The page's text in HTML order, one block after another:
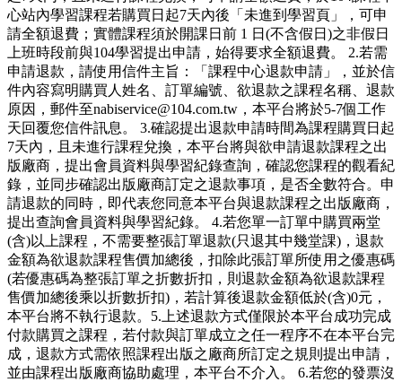
心站內學習課程若購買日起7天內後「未進到學習頁」，可申
請全額退費；實體課程須於開課日前 1 日(不含假日)之非假日
上班時段前與104學習提出申請，始得要求全額退費。 2.若需
申請退款，請使用信件主旨：「課程中心退款申請」，並於信
件內容寫明購買人姓名、訂單編號、欲退款之課程名稱、退款
原因，郵件至nabiservice@104.com.tw，本平台將於5-7個工作
天回覆您信件訊息。 3.確認提出退款申請時間為課程購買日起
7天內，且未進行課程兌換，本平台將與欲申請退款課程之出
版廠商，提出會員資料與學習紀錄查詢，確認您課程的觀看紀
錄，並同步確認出版廠商訂定之退款事項，是否全數符合。申
請退款的同時，即代表您同意本平台與退款課程之出版廠商，
提出查詢會員資料與學習紀錄。 4.若您單一訂單中購買兩堂
(含)以上課程，不需要整張訂單退款(只退其中幾堂課)，退款
金額為欲退款課程售價加總後，扣除此張訂單所使用之優惠碼
(若優惠碼為整張訂單之折數折扣，則退款金額為欲退款課程
售價加總後乘以折數折扣)，若計算後退款金額低於(含)0元，
本平台將不執行退款。5.上述退款方式僅限於本平台成功完成
付款購買之課程，若付款與訂單成立之任一程序不在本平台完
成，退款方式需依照課程出版之廠商所訂定之規則提出申請，
並由課程出版廠商協助處理，本平台不介入。 6.若您的發票沒